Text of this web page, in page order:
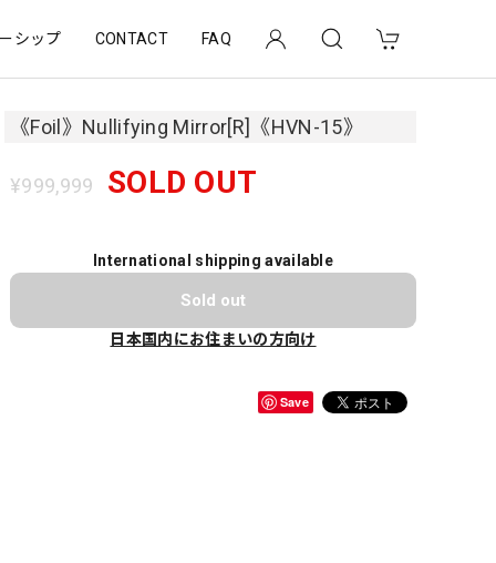
シップ CONTACT FAQ
《Foil》Nullifying Mirror[R]《HVN-15》
¥999,999 SOLD OUT
International shipping available
Sold out
日本国内にお住まいの方向け
Save